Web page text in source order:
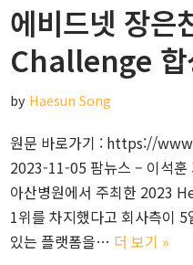
에비드넷 장은
Challenge 합
by Haesun Song
원문 바로가기 : https://
2023-11-05 팜뉴스 – 이석훈
아산병원에서 주최한 2023
1위를 차지했다고 회사측이
있는 플랫폼을… 더 보기 »